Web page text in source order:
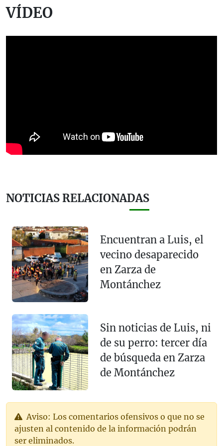
VÍDEO
NOTICIAS RELACIONADAS
Encuentran a Luis, el
vecino desaparecido
en Zarza de
Montánchez
Sin noticias de Luis, ni
de su perro: tercer día
de búsqueda en Zarza
de Montánchez
Aviso: Los comentarios ofensivos o que no se
ajusten al contenido de la información podrán
ser eliminados.